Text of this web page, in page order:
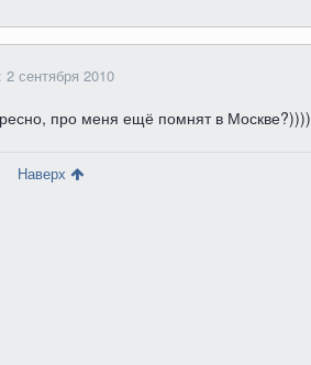
2 сентября 2010
про меня ещё помнят в
Наверх